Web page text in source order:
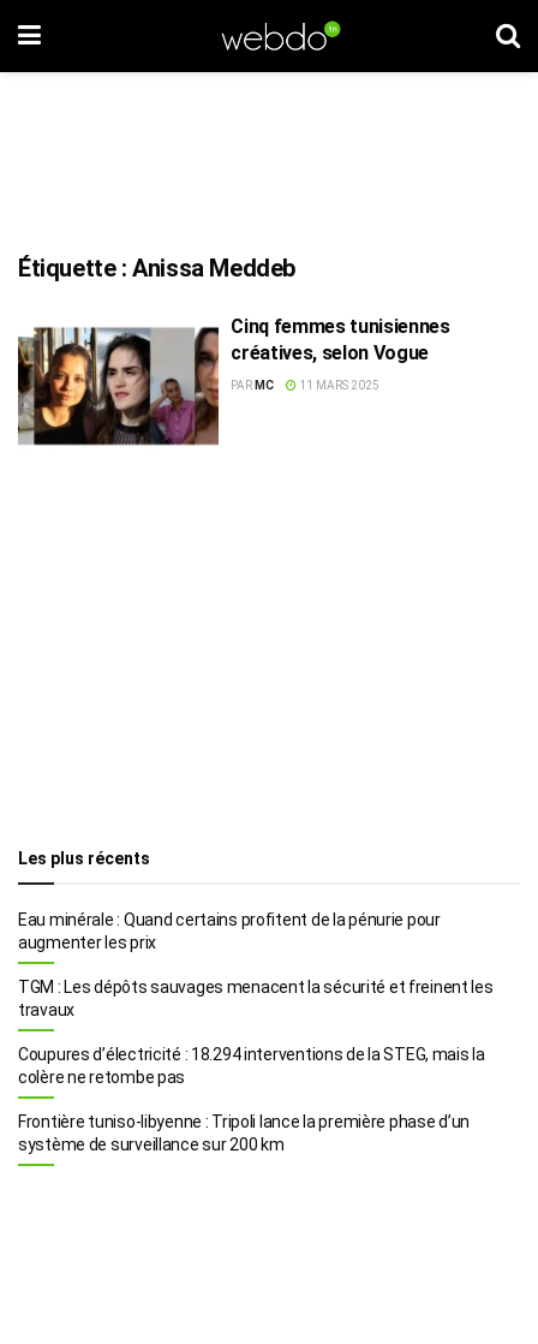
Étiquette :Anissa Meddeb
Cinq femmes tunisiennes
créatives, selon Vogue
PAR MC 11 MARS 2025
Les plus récents
Eau minérale : Quand certains profitent de la pénurie pour
augmenter les prix
TGM : Les dépôts sauvages menacent la sécurité et freinent les
travaux
Coupures d’électricité : 18.294 interventions de la STEG, mais la
colère ne retombe pas
Frontière tuniso-libyenne : Tripoli lance la première phase d’un
système de surveillance sur 200 km